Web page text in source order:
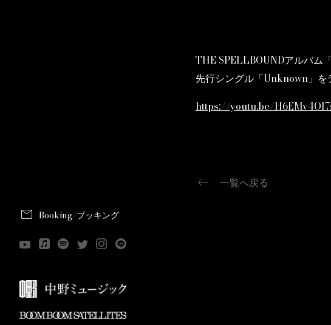
mail Booking/ブッキング
THE SPELLBOUNDアルバム
先行シングル「Unknown」
https://youtu.be/
keyboard_backspace 一覧へ戻る